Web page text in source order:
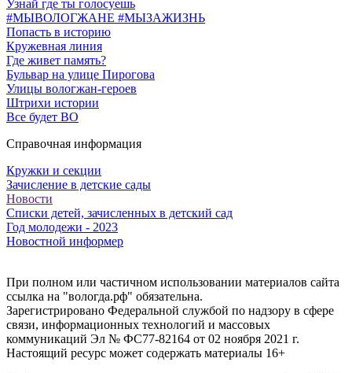
Узнай где ты голосуешь
#МЫВОЛОГЖАНЕ #МЫЗАЖИЗНЬ
Попасть в историю
Кружевная линия
Где живет память?
Бульвар на улице Пирогова
Улицы вологжан-героев
Штрихи истории
Все будет ВО
Справочная информация
Кружки и секции
Зачисление в детские сады
Новости
Списки детей, зачисленных в детский сад
Год молодежи - 2023
Новостной информер
При полном или частичном использовании материалов сайта
ссылка на "вологда.рф" обязательна.
Зарегистрировано Федеральной службой по надзору в сфере
связи, информационных технологий и массовых
коммуникаций Эл № ФС77-82164 от 02 ноября 2021 г.
Настоящий ресурс может содержать материалы 16+